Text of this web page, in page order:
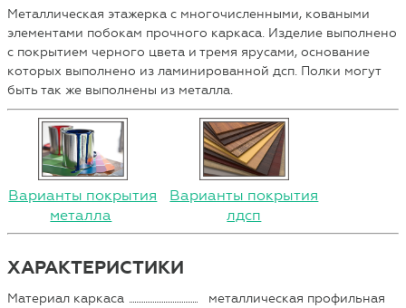
Металлическая этажерка с многочисленными, коваными
элементами побокам прочного каркаса. Изделие выполнено
с покрытием черного цвета и тремя ярусами, основание
которых выполнено из ламинированной дсп. Полки могут
быть так же выполнены из металла.
Варианты покрытия
металла
Варианты покрытия
лдсп
ХАРАКТЕРИСТИКИ
Материал каркаса
металлическая профильная